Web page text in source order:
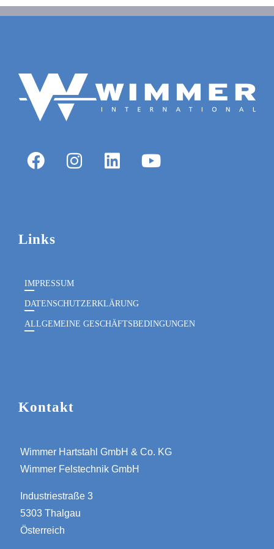
Links
IMPRESSUM
DATENSCHUTZERKLÄRUNG
ALLGEMEINE GESCHÄFTSBEDINGUNGEN
Kontakt
Wimmer Hartstahl GmbH & Co. KG
Wimmer Felstechnik GmbH
Industriestraße 3
5303 Thalgau
Österreich